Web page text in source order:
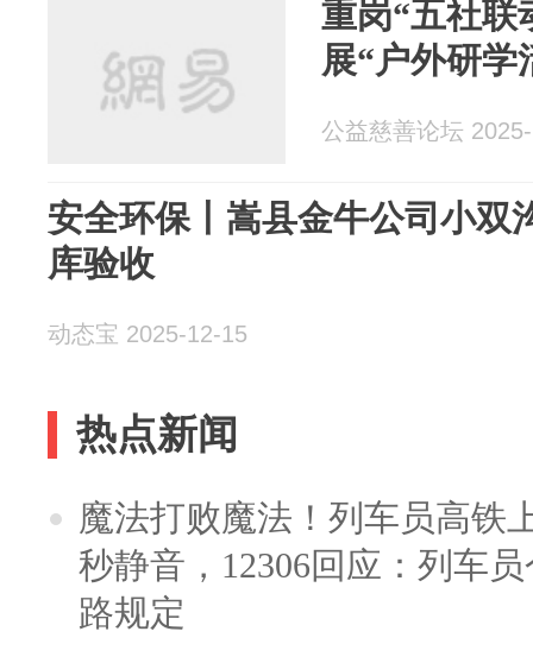
重岗“五社联
展“户外研学
公益慈善论坛
安全环保丨嵩县金牛公司小双
库验收
动态宝 2025-12-15
热点新闻
魔法打败魔法！列车员高铁
秒静音，12306回应：列车
路规定